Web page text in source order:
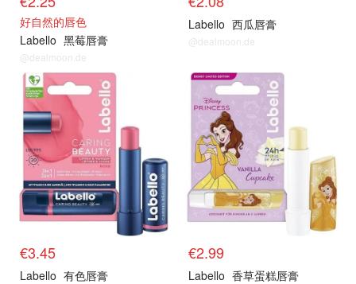
好自然的唇色
Labello 黑莓唇膏
@dealmoon.de
Labello 西瓜唇膏
@dealmoon.de
€3.45
Labello 有色唇膏
€2.99
Labello 香草蛋糕唇膏